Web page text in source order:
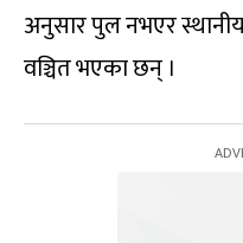
अनुसार पुल नभएर
वञ्चित भएका छन् ।